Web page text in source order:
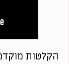
הקלטות